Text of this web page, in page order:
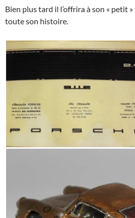
Bien plus tard il l’offrira à son « petit
toute son histoire.